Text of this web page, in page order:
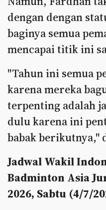
dengan dengan
baginya semua
mencapai titik ini
"Tahun ini semua
karena mereka
terpenting adalah
dulu karena ini
babak berikutnya,"
Jadwal Wakil
Badminton Asia
2026, Sabtu (4/7/